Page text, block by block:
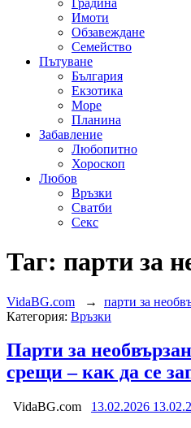
Имоти
Обзавеждане
Семейство
Пътуване
България
Екзотика
Море
Планина
Забавление
Любопитно
Хороскоп
Любов
Връзки
Сватби
Секс
Таг: парти за
VidaBG.com → парти за
Категория: Връзки
Парти за
срещи – как да се
VidaBG.com 13.02.2026